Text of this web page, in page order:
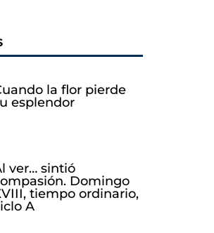
la flor pierde
esplendor
ver… sintió
Domingo
tiempo ordinario,
A